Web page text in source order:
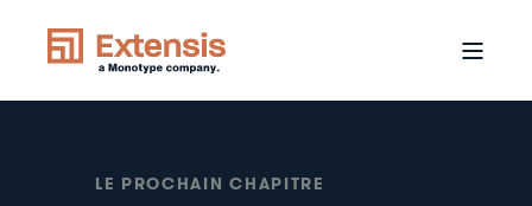
LE PROCHAIN CHAPITRE